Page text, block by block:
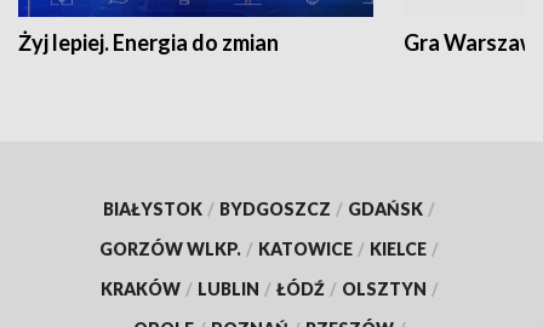
Żyj lepiej. Energia do zmian Gra
BIAŁYSTOK / BYDGOSZCZ / GDAŃSK /
GORZÓW WLKP. / KATOWICE / KIELCE /
KRAKÓW / LUBLIN / ŁÓDŹ / OLSZTYN /